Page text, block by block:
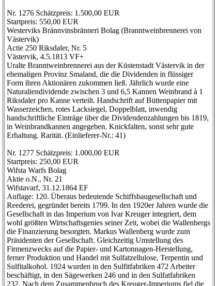
Nr. 1276 Schätzpreis: 1.500,00 EUR
Startpreis: 550,00 EUR
Westerviks Brännvinsbränneri Bolag (Branntweinbrennerei von
Västervik)
Actie 250 Riksdaler, Nr. 5
Västervik, 4.5.1813 VF+
Uralte Branntweinbrennerei aus der Küstenstadt Västervik in der
ehemaligen Provinz Smaland, die die Dividenden in flüssiger
Form ihren Aktionären zukommen ließ. Jährlich wurde eine
Naturaliendividende zwischen 3 und 6,5 Kannen Weinbrand à 1
Riksdaler pro Kanne verteilt. Handschrift auf Büttenpapier mit
Wasserzeichen, rotes Lacksiegel, Doppelblatt, inwendig
handschriftliche Einträge über die Dividendenzahlungen bis 1819,
in Weinbrandkannen angegeben. Knickfalten, sonst sehr gute
Erhaltung. Rarität. (Einlieferer-Nr.: 41)
Nr. 1277 Schätzpreis: 1.000,00 EUR
Startpreis: 250,00 EUR
Wifsta Warfs Bolag
Aktie o.N., Nr. 21
Wifstavarf, 31.12.1864 EF
Auflage: 120. Überaus bedeutende Schiffsbaugesellschaft und
Reederei, gegründet bereits 1799. In den 1920er Jahren wurde die
Gesellschaft in das Imperium von Ivar Kreuger integriert, dem
wohl größten Wirtschaftsgenies seiner Zeit, wobei die Wallenbergs
die Finanzierung besorgten. Markus Wallenberg wurde zum
Präsidenten der Gesellschaft. Gleichzeitig Umstellung des
Firmenzwecks auf die Papier- und Kartonnagen-Herstellung,
ferner Produktion und Handel mit Sulfatzellulose, Terpentin und
Sulfitalkohol. 1924 wurden in den Sulfitfabriken 472 Arbeiter
beschäftigt, in den Sägewerken 246 und in den Sulfatfabriken
232. Nach dem Zusammenbruch des Kreuger-Imperiums fiel die